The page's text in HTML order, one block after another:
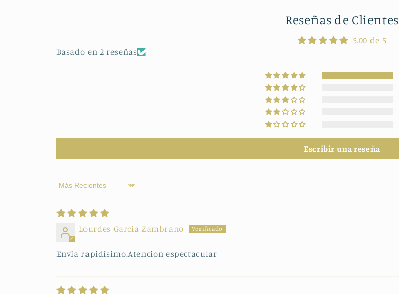
Reseñas de Clientes
5.00 de 5
Basado en 2 reseñas
Escribir una reseña
Sort by
Lourdes Garcia Zambrano
Envía rapidísimo.Atencion espectacular